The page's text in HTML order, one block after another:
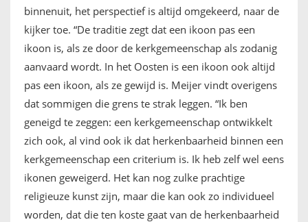
binnenuit, het perspectief is altijd omgekeerd, naar de
kijker toe. “De traditie zegt dat een ikoon pas een
ikoon is, als ze door de kerkgemeenschap als zodanig
aanvaard wordt. In het Oosten is een ikoon ook altijd
pas een ikoon, als ze gewijd is. Meijer vindt overigens
dat sommigen die grens te strak leggen. “Ik ben
geneigd te zeggen: een kerkgemeenschap ontwikkelt
zich ook, al vind ook ik dat herkenbaarheid binnen een
kerkgemeenschap een criterium is. Ik heb zelf wel eens
ikonen geweigerd. Het kan nog zulke prachtige
religieuze kunst zijn, maar die kan ook zo individueel
worden, dat die ten koste gaat van de herkenbaarheid